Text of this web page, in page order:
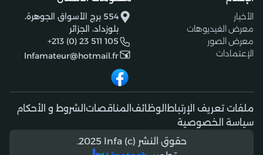
الأخبار
معرض الفيديوهات
معرض الصور
الإعتمادات
554 برج الأسواق الجوهرة،
بلوزداد، الجزائر
+213 (0) 23 511 105
lnfamateur@hotmail.fr
ملفات تعريف الإرتباط الوظائف المناقصات الشروط و الأحكام
سياسة الخصوصية
حقوق النشر (c) 2025 lnfa.